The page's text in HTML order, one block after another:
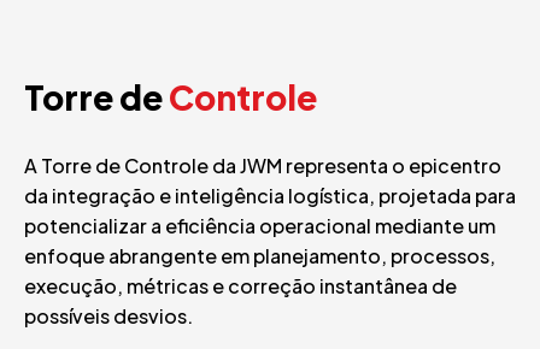
Torre deControle
A Torre de Controle da JWM representa o epicentro
da integração e inteligência logística, projetada para
potencializar a eficiência operacional mediante um
enfoque abrangente em planejamento, processos,
execução, métricas e correção instantânea de
possíveis desvios.